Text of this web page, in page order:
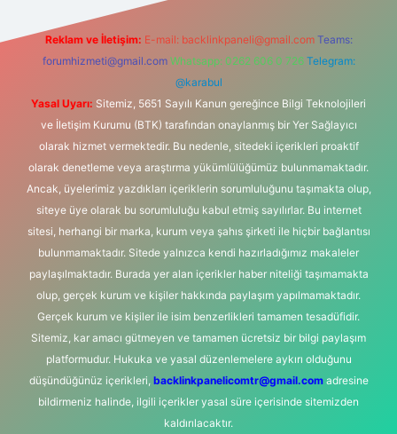
Reklam ve İletişim: E-mail: backlinkpaneli@gmail.com Teams:
forumhizmeti@gmail.com Whatsapp: 0262 606 0 726 Telegram:
@karabul
Yasal Uyarı: Sitemiz, 5651 Sayılı Kanun gereğince Bilgi Teknolojileri
ve İletişim Kurumu (BTK) tarafından onaylanmış bir Yer Sağlayıcı
olarak hizmet vermektedir. Bu nedenle, sitedeki içerikleri proaktif
olarak denetleme veya araştırma yükümlülüğümüz bulunmamaktadır.
Ancak, üyelerimiz yazdıkları içeriklerin sorumluluğunu taşımakta olup,
siteye üye olarak bu sorumluluğu kabul etmiş sayılırlar. Bu internet
sitesi, herhangi bir marka, kurum veya şahıs şirketi ile hiçbir bağlantısı
bulunmamaktadır. Sitede yalnızca kendi hazırladığımız makaleler
paylaşılmaktadır. Burada yer alan içerikler haber niteliği taşımamakta
olup, gerçek kurum ve kişiler hakkında paylaşım yapılmamaktadır.
Gerçek kurum ve kişiler ile isim benzerlikleri tamamen tesadüfidir.
Sitemiz, kar amacı gütmeyen ve tamamen ücretsiz bir bilgi paylaşım
platformudur. Hukuka ve yasal düzenlemelere aykırı olduğunu
düşündüğünüz içerikleri, backlinkpanelicomtr@gmail.comadresine
bildirmeniz halinde, ilgili içerikler yasal süre içerisinde sitemizden
kaldırılacaktır.